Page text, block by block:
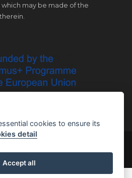
may be made of the
cookies to ensure its
detail
Accept all